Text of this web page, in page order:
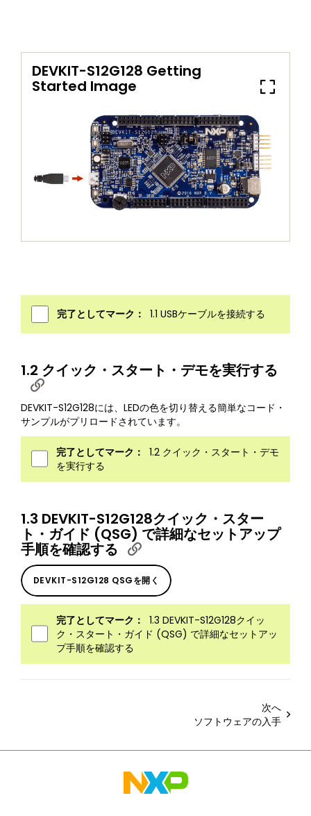
DEVKIT-S12G128 Getting
Started Image
完了としてマーク： 1.1 USBケーブルを接続する
1.2 クイック・スタート・デモを実行する
DEVKIT-S12G128には、LEDの色を切り替える簡単なコード・
サンプルがプリロードされています。
完了としてマーク：
1.2 クイック・スタート・デモ
を実行する
1.3 DEVKIT-S12G128クイック・スター
ト・ガイド (QSG) で詳細なセットアップ
手順を確認する
DEVKIT-S12G128 QSGを開く
完了としてマーク：
1.3 DEVKIT-S12G128クイッ
ク・スタート・ガイド (QSG) で詳細なセットアッ
プ手順を確認する
次へ
ソフトウェアの入手